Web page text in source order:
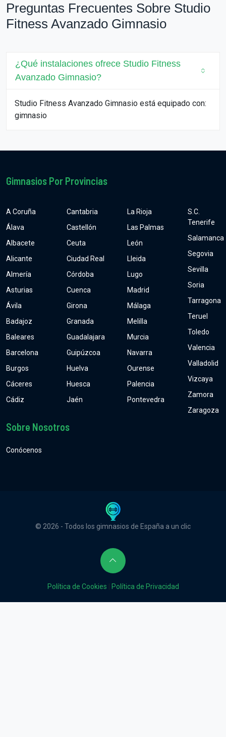
Preguntas Frecuentes Sobre Studio
Fitness Avanzado Gimnasio
¿Qué instalaciones ofrece Studio Fitness
Avanzado Gimnasio?
Studio Fitness Avanzado Gimnasio está equipado con:
gimnasio
Gimnasios Por Provincias
A Coruña
Álava
Albacete
Alicante
Almería
Asturias
Ávila
Badajoz
Baleares
Barcelona
Burgos
Cáceres
Cádiz
Cantabria
Castellón
Ceuta
Ciudad Real
Córdoba
Cuenca
Girona
Granada
Guadalajara
Guipúzcoa
Huelva
Huesca
Jaén
La Rioja
Las Palmas
León
Lleida
Lugo
Madrid
Málaga
Melilla
Murcia
Navarra
Ourense
Palencia
Pontevedra
S.C.
Tenerife
Salamanca
Segovia
Sevilla
Soria
Tarragona
Teruel
Toledo
Valencia
Valladolid
Vizcaya
Zamora
Zaragoza
Sobre Nosotros
Conócenos
© 2026 - Todos los gimnasios de España a un clic
Política de Cookies Política de Privacidad